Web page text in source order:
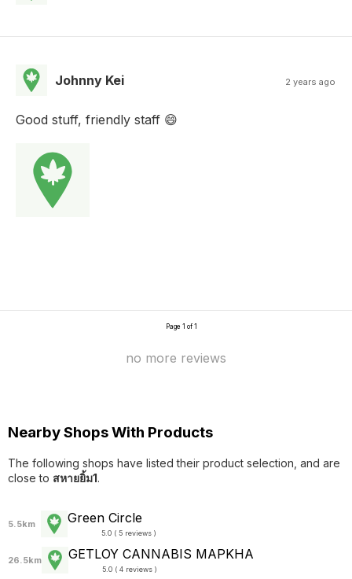
Johnny Kei 2 years ago
Good stuff, friendly staff 😄
Page 1 of 1
no more reviews
Nearby Shops With Products
The following shops have listed their product selection, and are
close to สหายยิ้ม1.
5.5km Green Circle
5.0 ( 5 reviews )
26.5km GETLOY CANNABIS MAPKHA
5.0 ( 4 reviews )